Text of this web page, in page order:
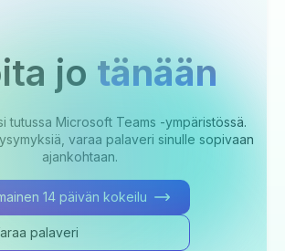
jo tänään
tutussa Microsoft Teams -ympäristössä.
varaa palaveri sinulle sopivaan
ajankohtaan.
14 päivän kokeilu
palaveri